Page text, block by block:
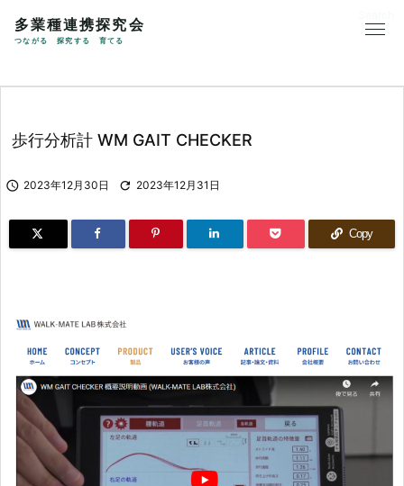
多業種連携探究会
つながる 探究する 育てる
歩行分析計 WM GAIT CHECKER
 2023年12月30日  2023年12月31日
Copy